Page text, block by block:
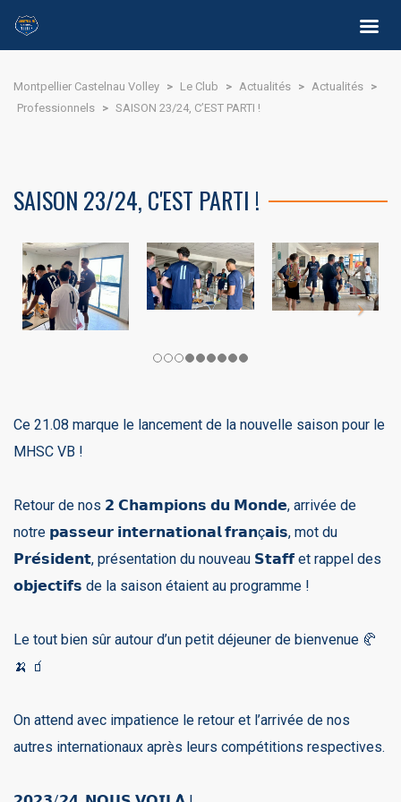
Montpellier Castelnau Volley > Le Club > Actualités > Actualités >
Professionnels > SAISON 23/24, C’EST PARTI !
SAISON 23/24, C'EST PARTI !
Ce 21.08 marque le lancement de la nouvelle saison pour le
MHSC VB !
Retour de nos 𝟮 𝗖𝗵𝗮𝗺𝗽𝗶𝗼𝗻𝘀 𝗱𝘂 𝗠𝗼𝗻𝗱𝗲, arrivée de
notre 𝗽𝗮𝘀𝘀𝗲𝘂𝗿 𝗶𝗻𝘁𝗲𝗿𝗻𝗮𝘁𝗶𝗼𝗻𝗮𝗹 𝗳𝗿𝗮𝗻ç𝗮𝗶𝘀, mot du
𝗣𝗿𝗲́𝘀𝗶𝗱𝗲𝗻𝘁, présentation du nouveau 𝗦𝘁𝗮𝗳𝗳 et rappel des
𝗼𝗯𝗷𝗲𝗰𝘁𝗶𝗳𝘀 de la saison étaient au programme !
Le tout bien sûr autour d’un petit déjeuner de bienvenue 🥐
🍌 🧃
On attend avec impatience le retour et l’arrivée de nos
autres internationaux après leurs compétitions respectives.